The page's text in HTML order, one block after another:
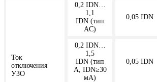
Ток
отключения
УЗО
0,2 IDN…
1,1
IDN (тип
AC)
0,05 IDN
0,2 IDN…
1,5
IDN (тип
A, IDN≥30
мА)
0,05 IDN